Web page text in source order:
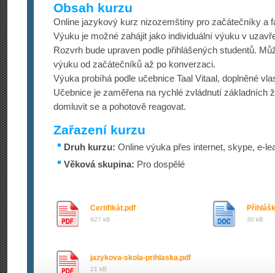
Obsah kurzu
Online jazykový kurz nizozemštiny pro začátečníky a
Výuku je možné zahájit jako individuální výuku v
Rozvrh bude upraven podle přihlášených studentů.
výuku od začátečníků až po konverzaci.
Výuka probíhá podle učebnice Taal Vitaal, doplněné
Učebnice je zaměřena na rychlé zvládnutí základních
domluvit se a pohotově reagovat.
Zařazení kurzu
Druh kurzu: Online výuka přes internet, skype, e-
Věková skupina: Pro dospělé
Certifikát.pdf
927 kB 30 kB
jazykova-skola-prihlaska.pdf
21 kB